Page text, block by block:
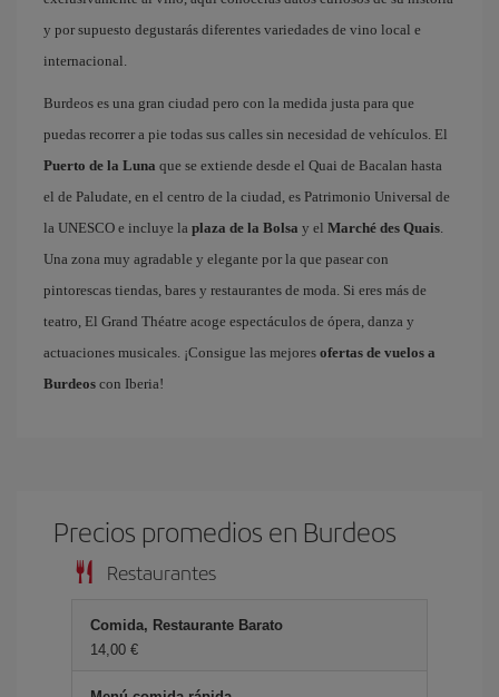
y por supuesto degustarás diferentes variedades de vino local e
internacional.
Burdeos es una gran ciudad pero con la medida justa para que
puedas recorrer a pie todas sus calles sin necesidad de vehículos. El
Puerto de la Luna que se extiende desde el Quai de Bacalan hasta
el de Paludate, en el centro de la ciudad, es Patrimonio Universal de
la UNESCO e incluye la plaza de la Bolsa y el Marché des Quais.
Una zona muy agradable y elegante por la que pasear con
pintorescas tiendas, bares y restaurantes de moda. Si eres más de
teatro, El Grand Théatre acoge espectáculos de ópera, danza y
actuaciones musicales. ¡Consigue las mejores ofertas de vuelos a
Burdeos con Iberia!
Precios promedios en Burdeos
Restaurantes
Comida, Restaurante Barato
14,00 €